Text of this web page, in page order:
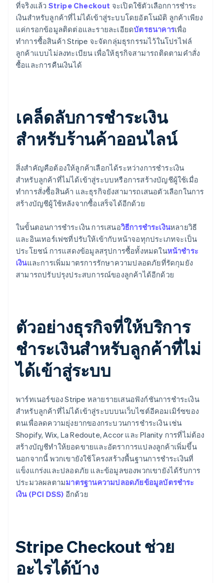
ที่จริงแล้ว Stripe Checkout จะเปิดใช้ตัวเลือกการชำระ
เงินสำหรับลูกค้าที่ไม่ได้เข้าสู่ระบบโดยอัตโนมัติ ลูกค้าเพียง
แค่กรอกข้อมูลติดต่อและรายละเอียดบัตรธนาคารเพื่อ
ทำการซื้อสินค้า Stripe จะจัดกลุ่มธุรกรรมไว้ในโปรไฟล์
ลูกค้าแบบไม่ลงทะเบียน เพื่อให้ธุรกิจสามารถติดตามคำสั่ง
ซื้อและการคืนเงินได้
เคล็ดลับการชำระเงิน
สำหรับร้านค้าออนไลน์
สิ่งสำคัญคือต้องให้ลูกค้าเลือกได้ระหว่างการชำระเงิน
สำหรับลูกค้าที่ไม่ได้เข้าสู่ระบบหรือการสร้างบัญชีผู้ใช้เมื่อ
ทำการสั่งซื้อสินค้า และธุรกิจยังสามารถเสนอตัวเลือกในการ
สร้างบัญชีผู้ใช้หลังจากซื้อเสร็จได้อีกด้วย
ในขั้นตอนการชำระเงิน การเสนอวิธีการชำระเงินหลายวิธี
และอินเทอร์เฟซที่ปรับให้เข้ากับหน้าจอทุกประเภทจะเป็น
ประโยชน์ การแสดงข้อมูลสรุปการซื้อทั้งหมดในหน้าชำระ
เงินและการเพิ่มมาตรการรักษาความปลอดภัยที่รัดกุมยัง
สามารถปรับปรุงประสบการณ์ของลูกค้าได้อีกด้วย
ตัวอย่างธุรกิจที่ให้บริการ
ชำระเงินสำหรับลูกค้าที่ไม่
ได้เข้าสู่ระบบ
พาร์ทเนอร์ของ Stripe หลายรายเสนอฟังก์ชันการชำระเงิน
สำหรับลูกค้าที่ไม่ได้เข้าสู่ระบบบนเว็บไซต์อีคอมเมิร์ซของ
ตนเพื่อลดความยุ่งยากของกระบวนการชำระเงิน เช่น
Shopify, Wix, La Redoute, Accor และ Planity การที่ไม่ต้อง
สร้างบัญชีทำให้ยอดขายและอัตราการแปลงลูกค้าเพิ่มขึ้น
นอกจากนี้ พวกเขายังใช้โครงสร้างพื้นฐานการชำระเงินที่
แข็งแกร่งและปลอดภัย และข้อมูลของพวกเขายังได้รับการ
ประมวลผลตามมาตรฐานความปลอดภัยข้อมูลบัตรชำระ
เงิน (PCI DSS) อีกด้วย
Stripe Checkout ช่วย
อะไรได้บ้าง